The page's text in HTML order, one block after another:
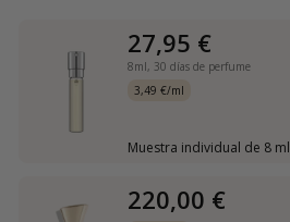
27,95 €
8ml, 30 días de perfume
3,49 €/ml
Muestra individual de 8 ml
220,00 €